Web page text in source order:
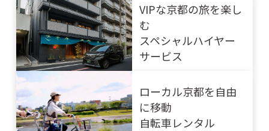
VIPな京都の旅を楽し
む
スペシャルハイヤー
サービス
ローカル京都を自由
に移動
自転車レンタル